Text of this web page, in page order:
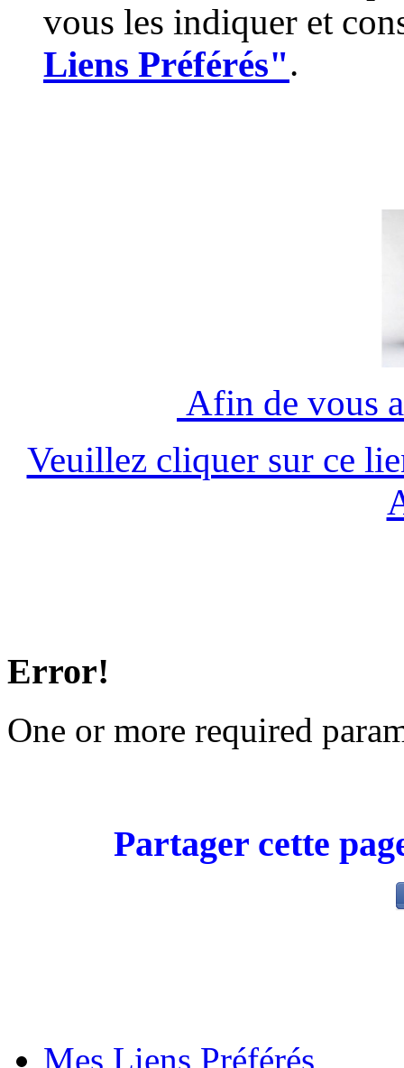
vous les indiquer et
Liens Préférés".
Afin de vous
Veuillez cliquer sur ce
Error!
One or more required
Partager cette
Mes Liens Préférés